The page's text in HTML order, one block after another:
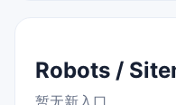
Robots /
暂无新入口